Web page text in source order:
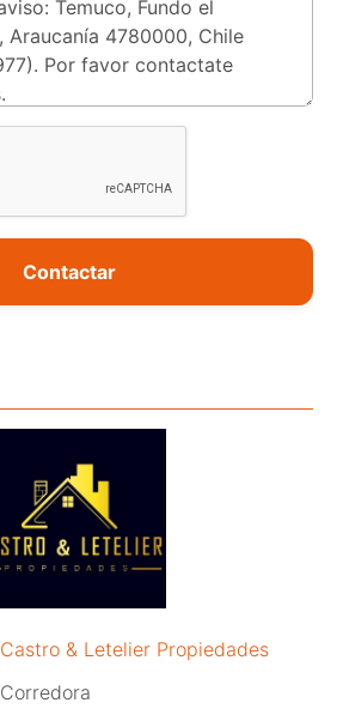
Contactar
Castro & Letelier Propiedades
Corredora